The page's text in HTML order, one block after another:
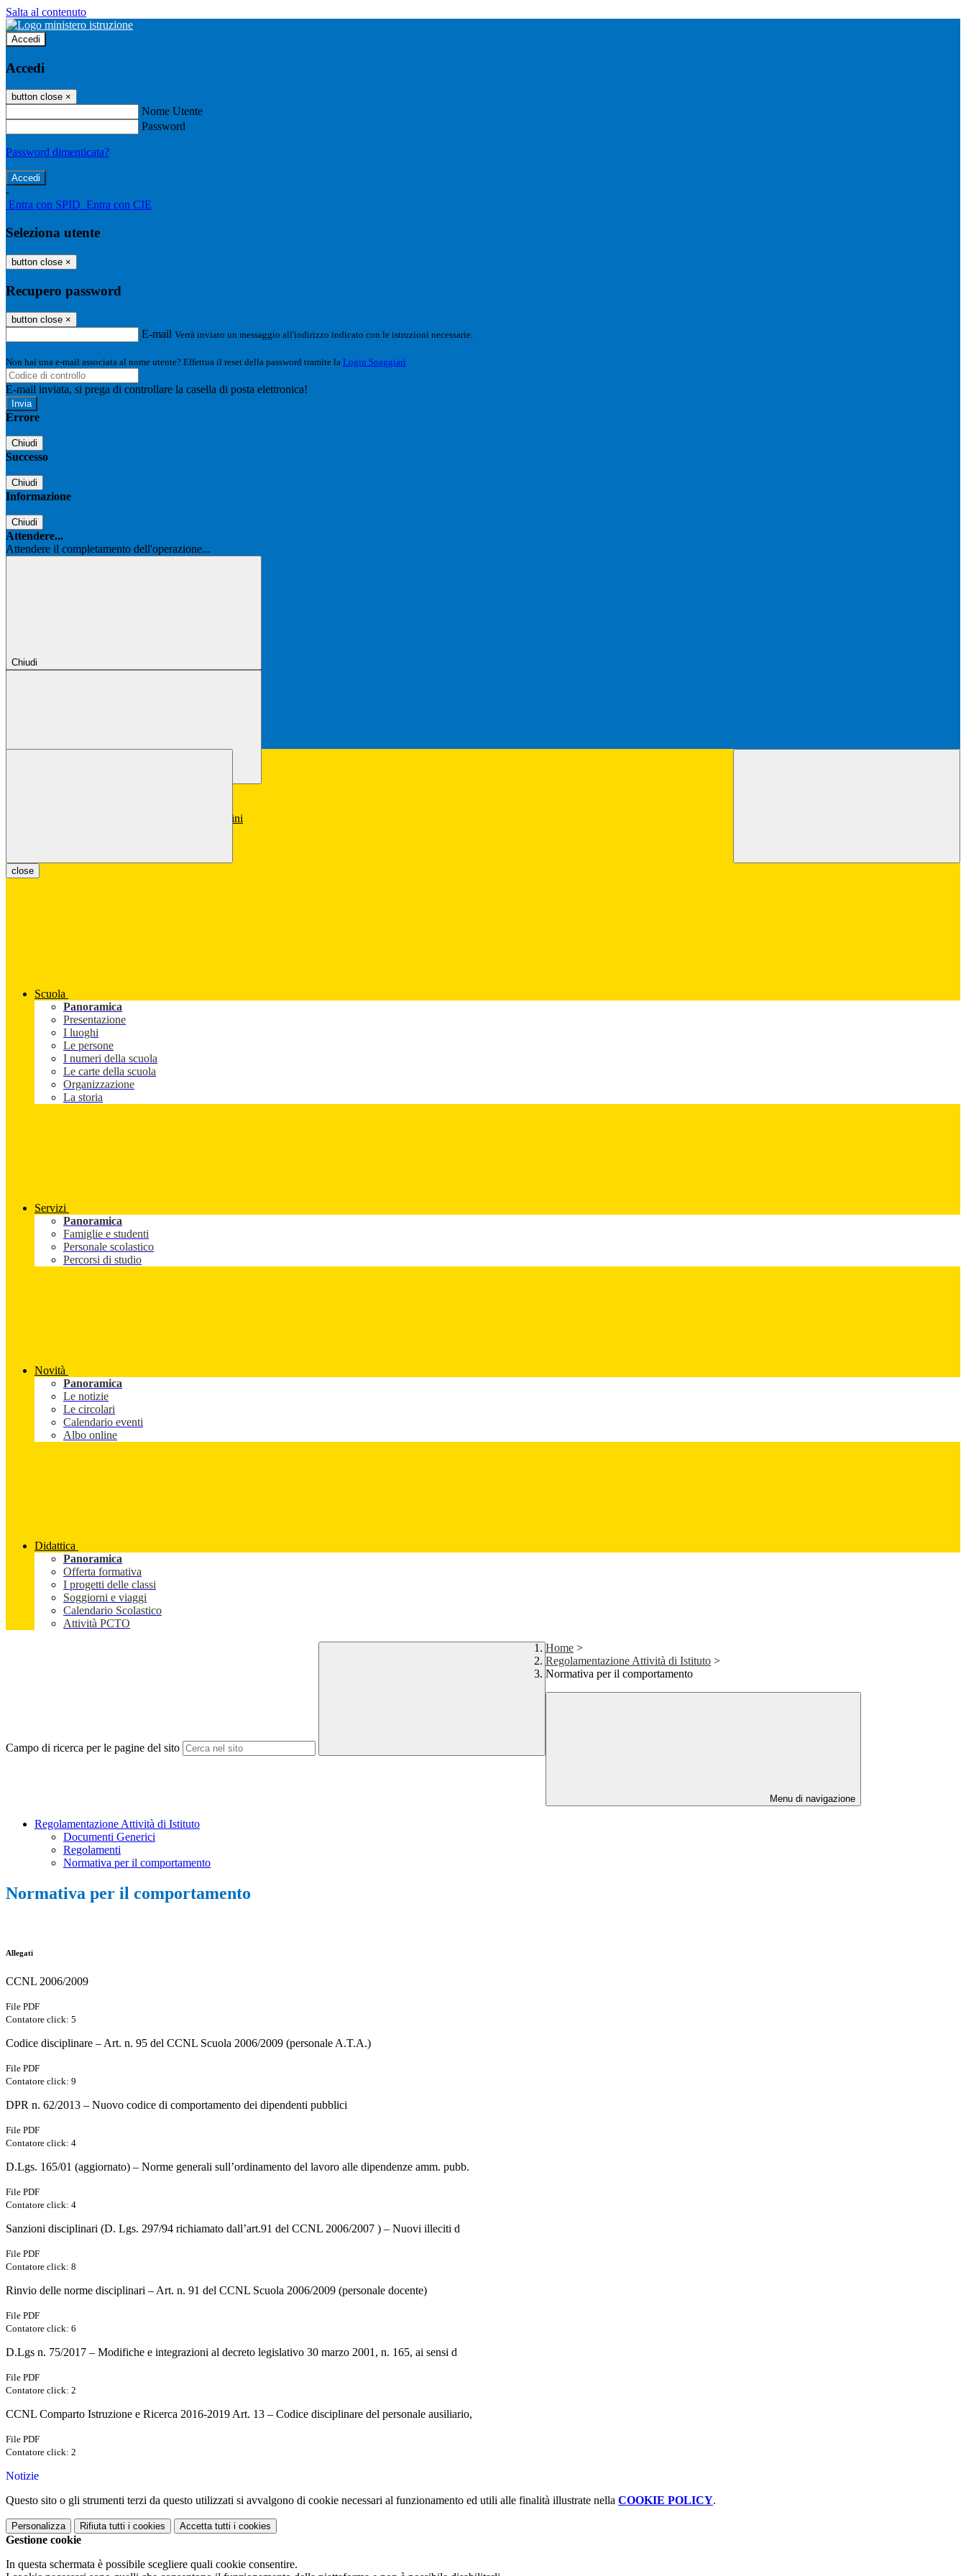
Salta al contenuto
Accedi
Accedi
button close ×
Nome Utente
Password
Password dimenticata?
-
Entra con SPID Entra con CIE
Seleziona utente
button close ×
Recupero password
button close ×
E-mail Verrà inviato un messaggio all'indirizzo indicato con le istruzioni necessarie.
Non hai una e-mail associata al nome utente? Effettua il reset della password tramite la Login Spaggiari
E-mail inviata, si prega di controllare la casella di posta elettronica!
Errore
Chiudi
Successo
Chiudi
Informazione
Chiudi
Attendere...
Attendere il completamento dell'operazione...
Chiudi
close
Scuola
Panoramica
Presentazione
I luoghi
Le persone
I numeri della scuola
Le carte della scuola
Organizzazione
La storia
Servizi
Panoramica
Famiglie e studenti
Personale scolastico
Percorsi di studio
Novità
Panoramica
Le notizie
Le circolari
Calendario eventi
Albo online
Didattica
Panoramica
Offerta formativa
I progetti delle classi
Soggiorni e viaggi
Calendario Scolastico
Attività PCTO
Campo di ricerca per le pagine del sito
Home >
Regolamentazione Attività di Istituto >
Normativa per il comportamento
Menu di navigazione
Regolamentazione Attività di Istituto
Documenti Generici
Regolamenti
Normativa per il comportamento
Normativa per il comportamento
Allegati
CCNL 2006/2009
File PDF
Contatore click: 5
Codice disciplinare – Art. n. 95 del CCNL Scuola 2006/2009 (personale A.T.A.)
File PDF
Contatore click: 9
DPR n. 62/2013 – Nuovo codice di comportamento dei dipendenti pubblici
File PDF
Contatore click: 4
D.Lgs. 165/01 (aggiornato) – Norme generali sull’ordinamento del lavoro alle dipendenze amm. pubb.
File PDF
Contatore click: 4
Sanzioni disciplinari (D. Lgs. 297/94 richiamato dall’art.91 del CCNL 2006/2007 ) – Nuovi illeciti d
File PDF
Contatore click: 8
Rinvio delle norme disciplinari – Art. n. 91 del CCNL Scuola 2006/2009 (personale docente)
File PDF
Contatore click: 6
D.Lgs n. 75/2017 – Modifiche e integrazioni al decreto legislativo 30 marzo 2001, n. 165, ai sensi d
File PDF
Contatore click: 2
CCNL Comparto Istruzione e Ricerca 2016-2019 Art. 13 – Codice disciplinare del personale ausiliario,
File PDF
Contatore click: 2
Notizie
Questo sito o gli strumenti terzi da questo utilizzati si avvalgono di cookie necessari al funzionamento ed utili alle finalità illustrate nella COOKIE POLICY.
Personalizza Rifiuta tutti i cookies Accetta tutti i cookies
Gestione cookie
In questa schermata è possibile scegliere quali cookie consentire.